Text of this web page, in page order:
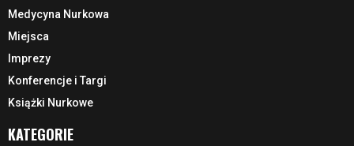
Medycyna Nurkowa
Miejsca
Imprezy
Konferencje i Targi
Książki Nurkowe
KATEGORIE